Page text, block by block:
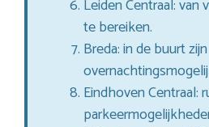
Leiden Centraal:
te bereiken.
Breda: in de buurt zijn
Eindhoven Centraal: